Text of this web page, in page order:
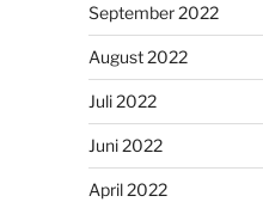
September 2022
August 2022
Juli 2022
Juni 2022
April 2022